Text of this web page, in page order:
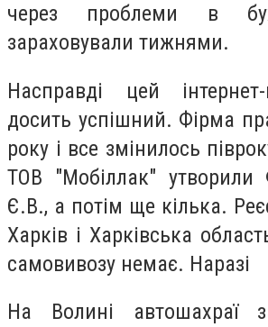
через проблеми в
зараховували тижнями.
Насправді цей
досить успішний. Фірма
року і все змінилось
ТОВ "Мобіллак"
Є.В., а потім ще кілька.
Харків і Харківська
самовивозу немає. Наразі
На Волині автошахраї